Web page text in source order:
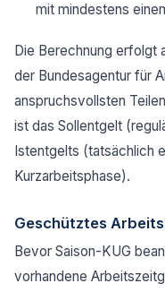
mit mindestens
Die Berechnung erfolgt
der Bundesagentur für
anspruchsvollsten
ist das Sollentgelt
Istentgelts (tatsächlich
Kurzarbeitsphase).
Geschütztes
Bevor Saison-KUG
vorhandene